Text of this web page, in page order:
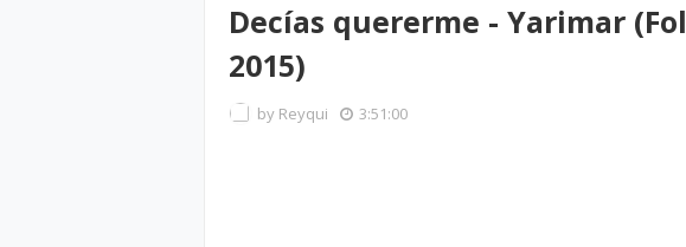
Decías quererme - Yarimar
2015)
by Reyqui 3:51:00